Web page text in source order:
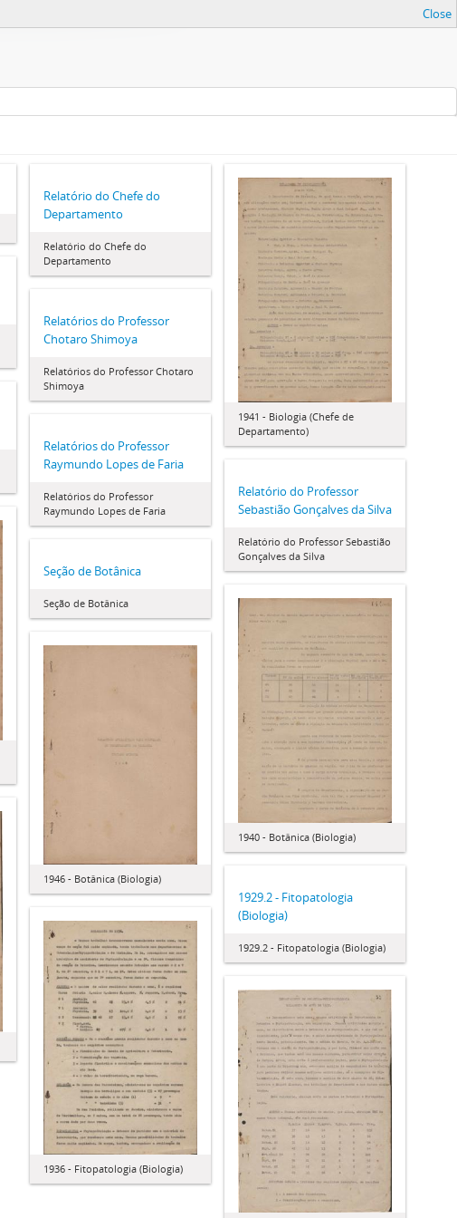
Close
Relatório do Chefe do
Departamento
Relatório do Chefe do
Departamento
1941 - Biologia (Chefe de
Departamento)
Relatórios do Professor
Chotaro Shimoya
Relatórios do Professor Chotaro
Shimoya
Relatórios do Professor
Raymundo Lopes de Faria
Relatórios do Professor
Raymundo Lopes de Faria
Relatório do Professor
Sebastião Gonçalves da Silva
Relatório do Professor Sebastião
Gonçalves da Silva
Seção de Botânica
Seção de Botânica
1940 - Botânica (Biologia)
1946 - Botânica (Biologia)
1929.2 - Fitopatologia
(Biologia)
1929.2 - Fitopatologia (Biologia)
1936 - Fitopatologia (Biologia)